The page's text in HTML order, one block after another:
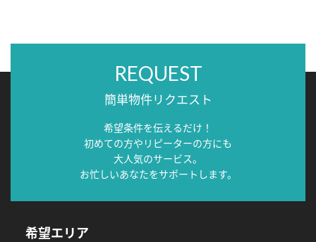
REQUEST
簡単物件リクエスト
希望条件を伝えるだけ！
初めての方やリピーターの方にも
大人気のサービス。
お忙しいあなたをサポートします。
希望エリア